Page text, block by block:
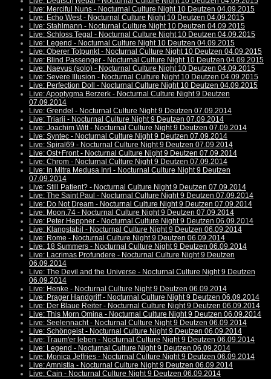
Live: Merciful Nuns - Nocturnal Culture Night 10 Deutzen 04.09.2015
Live: Echo West - Nocturnal Culture Night 10 Deutzen 04.09.2015
Live: Stahlmann - Nocturnal Culture Night 10 Deutzen 04.09.2015
Live: Schloss Tegal - Nocturnal Culture Night 10 Deutzen 04.09.2015
Live: Legend - Nocturnal Culture Night 10 Deutzen 04.09.2015
Live: Oberer Totpunkt - Nocturnal Culture Night 10 Deutzen 04.09.2015
Live: Blind Passenger - Nocturnal Culture Night 10 Deutzen 04.09.2015
Live: Naevus (solo) - Nocturnal Culture Night 10 Deutzen 04.09.2015
Live: Severe Illusion - Nocturnal Culture Night 10 Deutzen 04.09.2015
Live: Perfection Doll - Nocturnal Culture Night 10 Deutzen 04.09.2015
Live: Apoptygma Berzerk - Nocturnal Culture Night 9 Deutzen
07.09.2014
Live: Grendel - Nocturnal Culture Night 9 Deutzen 07.09.2014
Live: Triarii - Nocturnal Culture Night 9 Deutzen 07.09.2014
Live: Joachim Witt - Nocturnal Culture Night 9 Deutzen 07.09.2014
Live: Syntec - Nocturnal Culture Night 9 Deutzen 07.09.2014
Live: Spiral69 - Nocturnal Culture Night 9 Deutzen 07.09.2014
Live: Ost+Front - Nocturnal Culture Night 9 Deutzen 07.09.2014
Live: Chrom - Nocturnal Culture Night 9 Deutzen 07.09.2014
Live: In Mitra Medusa Inri - Nocturnal Culture Night 9 Deutzen
07.09.2014
Live: Still Patient? - Nocturnal Culture Night 9 Deutzen 07.09.2014
Live: The Saint Paul - Nocturnal Culture Night 9 Deutzen 07.09.2014
Live: Do Not Dream - Nocturnal Culture Night 9 Deutzen 07.09.2014
Live: Moon.74 - Nocturnal Culture Night 9 Deutzen 07.09.2014
Live: Peter Heppner - Nocturnal Culture Night 9 Deutzen 06.09.2014
Live: Klangstabil - Nocturnal Culture Night 9 Deutzen 06.09.2014
Live: Rome - Nocturnal Culture Night 9 Deutzen 06.09.2014
Live: 18 Summers - Nocturnal Culture Night 9 Deutzen 06.09.2014
Live: Lacrimas Profundere - Nocturnal Culture Night 9 Deutzen
06.09.2014
Live: The Devil and the Universe - Nocturnal Culture Night 9 Deutzen
06.09.2014
Live: Henke - Nocturnal Culture Night 9 Deutzen 06.09.2014
Live: Prager Handgriff - Nocturnal Culture Night 9 Deutzen 06.09.2014
Live: Der Blaue Reiter - Nocturnal Culture Night 9 Deutzen 06.09.2014
Live: This Morn Omina - Nocturnal Culture Night 9 Deutzen 06.09.2014
Live: Seelennacht - Nocturnal Culture Night 9 Deutzen 06.09.2014
Live: Schöngeist - Nocturnal Culture Night 9 Deutzen 06.09.2014
Live: Traum'er leben - Nocturnal Culture Night 9 Deutzen 06.09.2014
Live: Legend - Nocturnal Culture Night 9 Deutzen 06.09.2014
Live: Monica Jeffries - Nocturnal Culture Night 9 Deutzen 06.09.2014
Live: Amnistia - Nocturnal Culture Night 9 Deutzen 06.09.2014
Live: Cain - Nocturnal Culture Night 9 Deutzen 06.09.2014